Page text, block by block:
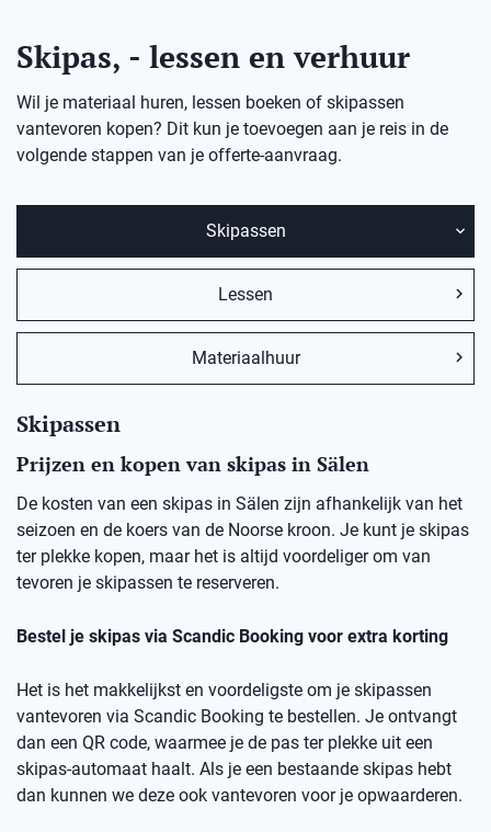
Skipas, - lessen en verhuur
Wil je materiaal huren, lessen boeken of skipassen
vantevoren kopen? Dit kun je toevoegen aan je reis in de
volgende stappen van je offerte-aanvraag.
Skipassen
Lessen
Materiaalhuur
Skipassen
Prijzen en kopen van skipas in Sälen
De kosten van een skipas in Sälen zijn afhankelijk van het
seizoen en de koers van de Noorse kroon. Je kunt je skipas
ter plekke kopen, maar het is altijd voordeliger om van
tevoren je skipassen te reserveren.
Bestel je skipas via Scandic Booking voor extra korting
Het is het makkelijkst en voordeligste om je skipassen
vantevoren via Scandic Booking te bestellen. Je ontvangt
dan een QR code, waarmee je de pas ter plekke uit een
skipas-automaat haalt. Als je een bestaande skipas hebt
dan kunnen we deze ook vantevoren voor je opwaarderen.